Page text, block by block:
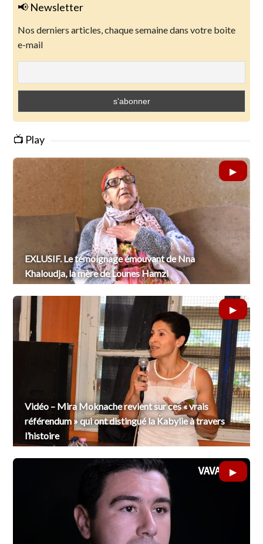
📢 Newsletter
Nos derniers articles, chaque semaine dans votre boite
e-mail
📺 Play
EXLUSIF. Le témoignage émouvant de Nna
Khaloudja, la mère de Lounes Hamzi
Vidéo – Mira Moknache revient sur ces « vrais
référendum » qui ont distingué la Kabylie à travers
l’histoire